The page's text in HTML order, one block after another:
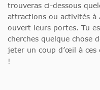
trouveras ci-dessous
attractions ou activités à
ouvert leurs portes. Tu
cherches quelque chose
jeter un coup d’œil à
!